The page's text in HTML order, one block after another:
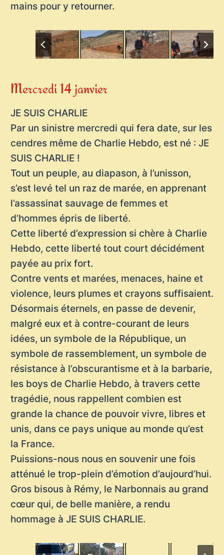
mains pour y retourner.
Mercredi 14 janvier
JE SUIS CHARLIE
Par un sinistre mercredi qui fera date, sur les
cendres même de Charlie Hebdo, est né : JE
SUIS CHARLIE !
Tout un peuple, au diapason, à l’unisson,
s’est levé tel un raz de marée, en apprenant
l’assassinat sauvage de femmes et
d’hommes épris de liberté.
Cette liberté d’expression si chère à Charlie
Hebdo, cette liberté tout court décidément
payée au prix fort.
Contre vents et marées, menaces, haine et
violence, leurs plumes et crayons suffisaient.
Désormais éternels, en passe de devenir,
malgré eux et à contre-courant de leurs
idées, un symbole de la République, un
symbole de rassemblement, un symbole de
résistance à l’obscurantisme et à la barbarie,
les boys de Charlie Hebdo, à travers cette
tragédie, nous rappellent combien est
grande la chance de pouvoir vivre, libres et
unis, dans ce pays unique au monde qu’est
la France.
Puissions-nous nous en souvenir une fois
atténué le trop-plein d’émotion d’aujourd’hui.
Gros bisous à Rémy, le Narbonnais au grand
cœur qui, de belle manière, a rendu
hommage à JE SUIS CHARLIE.